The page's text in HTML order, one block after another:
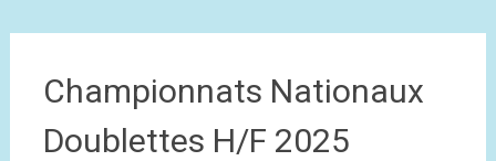
Championnats Nationaux
Doublettes H/F 2025